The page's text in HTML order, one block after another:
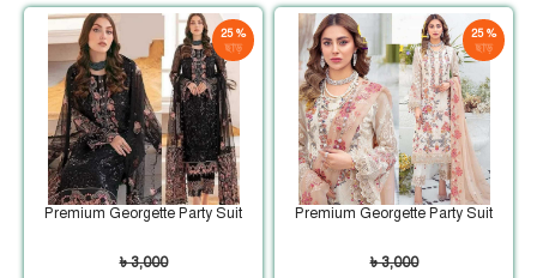
25 %
ছাড়
Premium Georgette Party Suit
৳ 3,000
25 %
ছাড়
Premium Georgette Party Suit
৳ 3,000